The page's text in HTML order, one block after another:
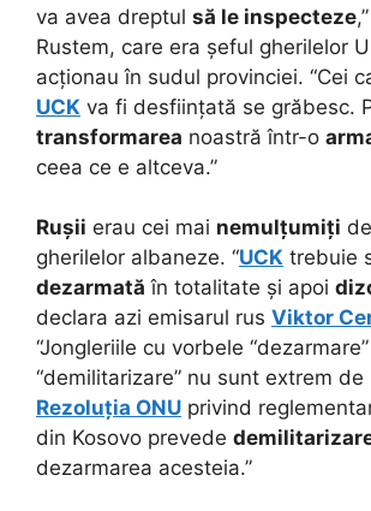
va avea dreptul să le inspecteze
Rustem, care era șeful gherilelor
acționau în sudul provinciei. “Cei
UCK va fi desființată se grăbesc.
transformarea noastră într-o
ceea ce e altceva.”
Rușii erau cei mai nemulțumiți
gherilelor albaneze. “UCK trebuie
dezarmată în totalitate și apoi
declara azi emisarul rus Viktor
“Jongleriile cu vorbele
“demilitarizare” nu sunt extrem
Rezoluția ONU privind
din Kosovo prevede
dezarmarea acesteia.”